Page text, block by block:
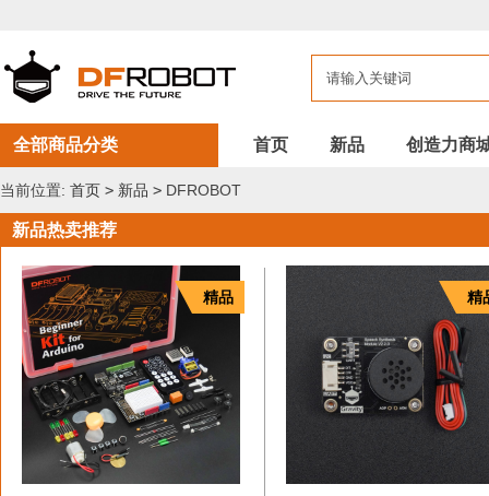
全部商品分类 首页 新品 创造力商
当前位置: 首页 > 新品 > DFROBOT
新品热卖推荐
精品 精